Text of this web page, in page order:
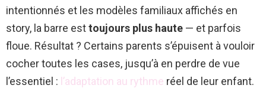
intentionnés et les modèles familiaux affichés en
story, la barre esttoujours plus haute — et parfois
floue. Résultat ? Certains parents s’épuisent à vouloir
cocher toutes les cases, jusqu’à en perdre de vue
l’essentiel : l’adaptation au rythme réel de leur enfant.